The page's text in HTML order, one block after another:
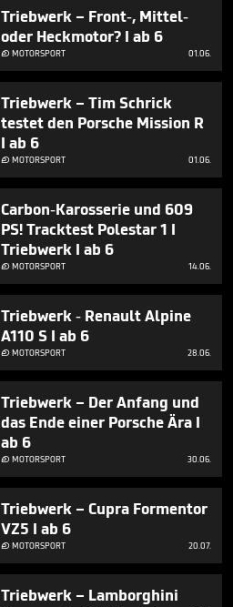
Triebwerk – Front-, Mittel-
oder Heckmotor? I ab 6
MOTORSPORT 01.06.
Triebwerk – Tim Schrick
testet den Porsche Mission R
I ab 6
MOTORSPORT 01.06.
Carbon-Karosserie und 609
PS! Tracktest Polestar 1 I
Triebwerk I ab 6
MOTORSPORT 14.06.
Triebwerk - Renault Alpine
A110 S I ab 6
MOTORSPORT 28.06.
Triebwerk – Der Anfang und
das Ende einer Porsche Ära I
ab 6
MOTORSPORT 30.06.
Triebwerk – Cupra Formentor
VZ5 I ab 6
MOTORSPORT 20.07.
Triebwerk – Lamborghini